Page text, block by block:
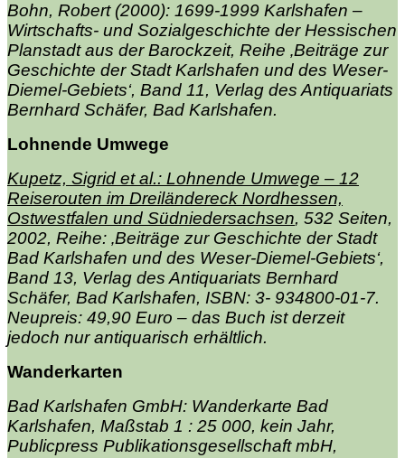
Bohn, Robert (2000): 1699-1999 Karlshafen –
Wirtschafts- und Sozialgeschichte der Hessischen
Planstadt aus der Barockzeit, Reihe ‚Beiträge zur
Geschichte der Stadt Karlshafen und des Weser-
Diemel-Gebiets‘, Band 11, Verlag des Antiquariats
Bernhard Schäfer, Bad Karlshafen.
Lohnende Umwege
Kupetz, Sigrid et al.: Lohnende Umwege – 12
Reiserouten im Dreiländereck Nordhessen,
Ostwestfalen und Südniedersachsen, 532 Seiten,
2002, Reihe: ‚Beiträge zur Geschichte der Stadt
Bad Karlshafen und des Weser-Diemel-Gebiets‘,
Band 13, Verlag des Antiquariats Bernhard
Schäfer, Bad Karlshafen, ISBN: 3- 934800-01-7.
Neupreis: 49,90 Euro – das Buch ist derzeit
jedoch nur antiquarisch erhältlich.
Wanderkarten
Bad Karlshafen GmbH: Wanderkarte Bad
Karlshafen, Maßstab 1 : 25 000, kein Jahr,
Publicpress Publikationsgesellschaft mbH,